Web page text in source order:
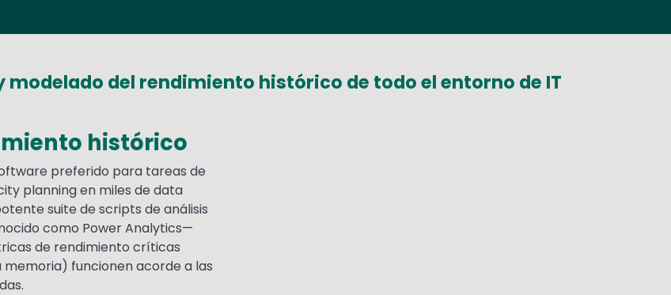
modelado del rendimiento histórico de todo el entorno de IT
histórico
preferido para tareas de
planning en miles de data
suite de scripts de análisis
como Power Analytics—
de rendimiento críticas
memoria) funcionen acorde a las